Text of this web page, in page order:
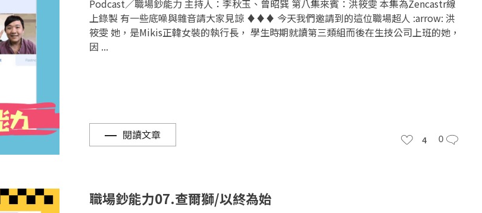
Podcast／職場鈔能力 主持人：李秋玉、曾昭巽 第八集來賓：洪筱雯 本集為Zencastr線
上錄製 有一些底噪與雜音請大家見諒 ♦♦♦ 今天我們邀請到的這位職場超人 :arrow: 洪
筱雯 她，是Mikis正韓女裝的執行長， 學生時期就讀第三類組而後在生技公司上班的她，
因 ...
閱讀文章 4 0
職場鈔能力07.查爾獅/以終為始